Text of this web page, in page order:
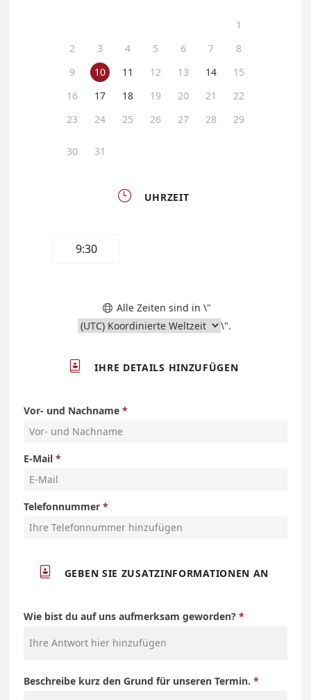
1
2
3 4 5 6 7
8
9
10 11 12 13 14
15
16
17 18 19 20 21
22
23
24 25 26 27 28 29
30 31
 UHRZEIT
9:30
 Alle Zeiten sind in \"
\".
 IHRE DETAILS HINZUFÜGEN
Vor- und Nachname
E-Mail
Telefonnummer
 GEBEN SIE ZUSATZINFORMATIONEN AN
Wie bist du auf uns aufmerksam geworden?
Beschreibe kurz den Grund für unseren Termin.